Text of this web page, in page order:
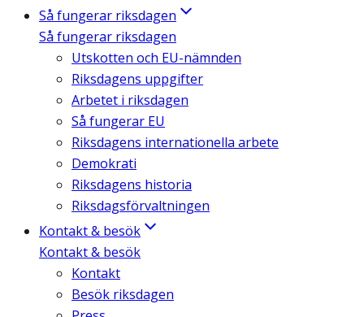
Så fungerar riksdagen
Så fungerar riksdagen
Utskotten och EU-nämnden
Riksdagens uppgifter
Arbetet i riksdagen
Så fungerar EU
Riksdagens internationella arbete
Demokrati
Riksdagens historia
Riksdagsförvaltningen
Kontakt & besök
Kontakt & besök
Kontakt
Besök riksdagen